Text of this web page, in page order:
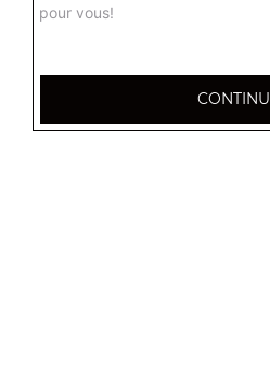
pour vous!